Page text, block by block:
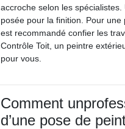
accroche selon les
posée pour la finition. Pour
est recommandé confier les
Contrôle Toit, un peintre
pour vous.
Comment
d’une pose de